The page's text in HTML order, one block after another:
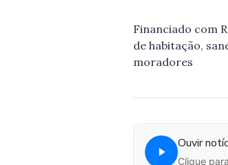
Financiado com
de habitação,
moradores
Ouvir
Clique